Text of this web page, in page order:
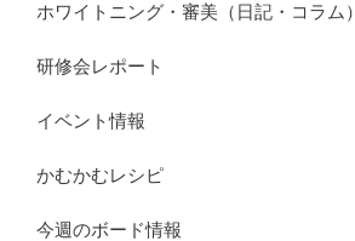
ホワイトニング・審美（日記・コラム）
研修会レポート
イベント情報
かむかむレシピ
今週のボード情報